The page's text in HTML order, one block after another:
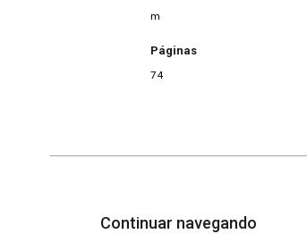
m
Páginas
74
Continuar navegando